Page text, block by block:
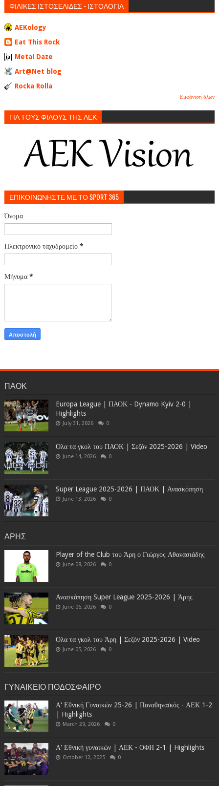
ΦΙΛΙΚΕΣ ΙΣΤΟΣΕΛΙΔΕΣ - ΙΣΤΟΛΟΓΙΑ
AEKology
Eat This Rock
Metal Daze
Art@Net blog
Rocka Rolla
Εμφάνιση όλων
ΓΙΑ ΤΟΥΣ ΦΙΛΟΥΣ ΤΗΣ ΑΕΚ
ΕΠΙΚΟΙΝΩΝΗΣΤΕ ΜΕ ΤΟ SPORT 365
Όνομα
Ηλεκτρονικό ταχυδρομείο *
Μήνυμα *
ΠΑΟΚ
Europa League | ΠΑΟΚ - Dynamo Kyiv 2-0 |
Highlights
July 31, 2026 0
Όλα τα γκολ του ΠΑΟΚ | Σεζόν 2025-2026 | Video
June 14, 2026 0
Super League 2025-2026 | ΠΑΟΚ | Ανασκόπηση
June 13, 2026 0
ΑΡΗΣ
Player of the Club του Άρη ο Γιώργος Αθανασιάδης
June 08, 2026 0
Ανασκόπηση Super League 2025-2026 | Άρης
June 06, 2026 0
Όλα τα γκολ του Άρη | Σεζόν 2025-2026 | Video
June 05, 2026 0
ΓΥΝΑΙΚΕΙΟ ΠΟΔΟΣΦΑΙΡΟ
Α' Εθνική Γυναικών 25-26 | Παναθηναϊκός - ΑΕΚ 1-2
| Highlights
March 29, 2026 0
Α' Εθνική γυναικών | ΑΕΚ - ΟΦΗ 2-1 | Highlights
October 12, 2025 0